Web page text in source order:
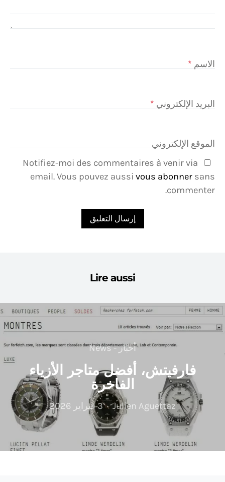
الاسم *
البريد الإلكتروني *
الموقع الإلكتروني
Notifiez-moi des commentaires à venir via
email. Vous pouvez aussi vous abonner sans
commenter.
Lire aussi
أخبار - News
فارفيتش، أفضل متاجر الأزياء
الفاخرة
Julien Aguettaz 3 فبراير 2026